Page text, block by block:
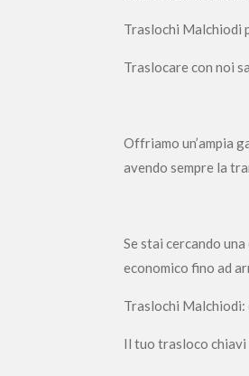
Traslochi Malchiodi
Traslocare con noi
Offriamo un’ampia
avendo sempre la
Se stai cercando
economico fino ad
Traslochi Malchiodi:
Il tuo trasloco chiavi